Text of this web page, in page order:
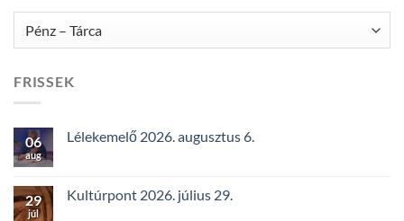
Kategóriák
FRISSEK
06
aug
Lélekemelő 2026. augusztus 6.
29
júl
Kultúrpont 2026. július 29.